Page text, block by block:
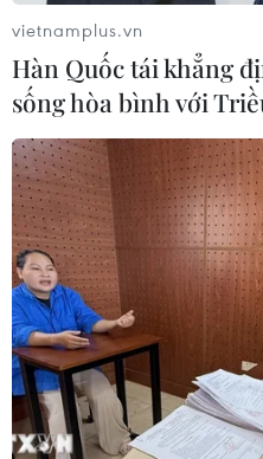
vietnamplus.vn
Hàn Quốc tái khẳng
sống hòa bình với